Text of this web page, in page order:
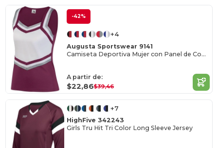
-42%
+4
Augusta Sportswear 9141
Camiseta Deportiva Mujer con Panel de Contraste
A partir de:
$22,86$39,46
+7
HighFive 342243
Girls Tru Hit Tri Color Long Sleeve Jersey